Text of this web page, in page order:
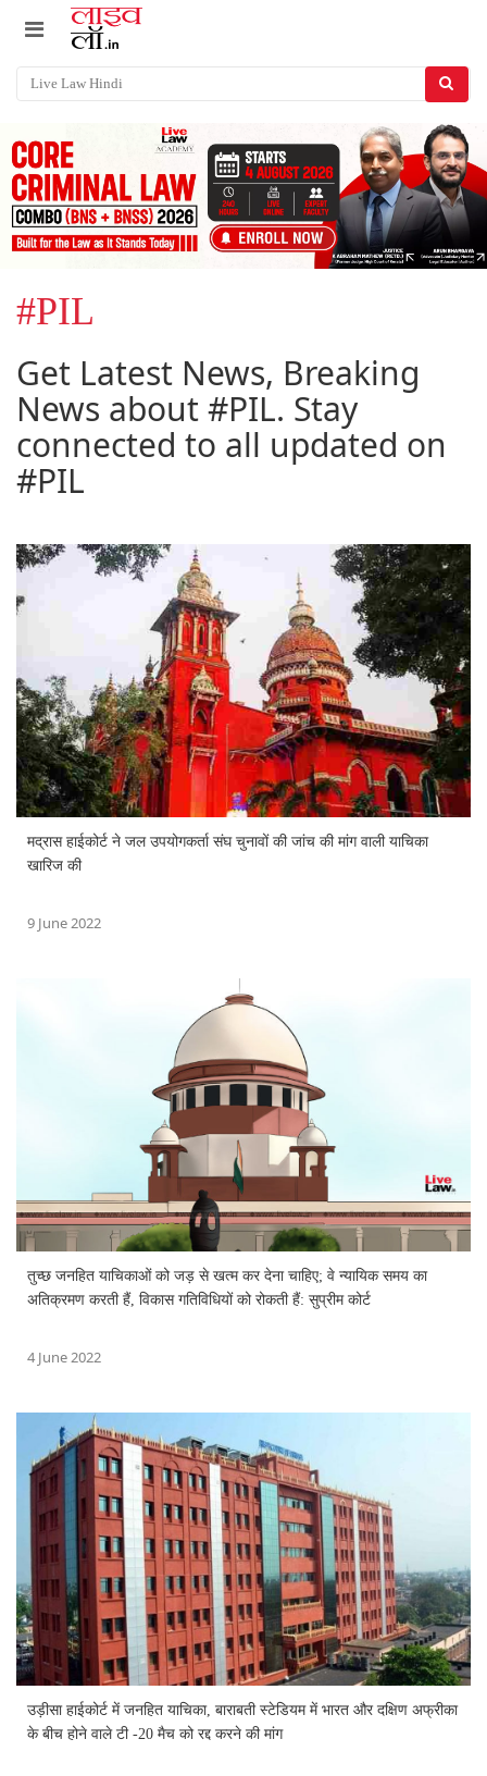
#PIL
Get Latest News, Breaking
News about #PIL. Stay
connected to all updated on
#PIL
मद्रास हाईकोर्ट ने जल उपयोगकर्ता संघ चुनावों की जांच की मांग वाली याचिका
खारिज की
9 June 2022
तुच्छ जनहित याचिकाओं को जड़ से खत्म कर देना चाहिए; वे न्यायिक समय का
अतिक्रमण करती हैं, विकास गतिविधियों को रोकती हैं: सुप्रीम कोर्ट
4 June 2022
उड़ीसा हाईकोर्ट में जनहित याचिका, बाराबती स्टेडियम में भारत और दक्षिण अफ्रीका
के बीच होने वाले टी -20 मैच को रद्द करने की मांग